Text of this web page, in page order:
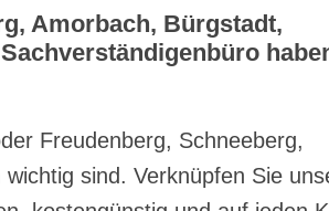
Amorbach, Bürgstadt,
Freudenberg, Schneeberg,
sind. Verknüpfen Sie